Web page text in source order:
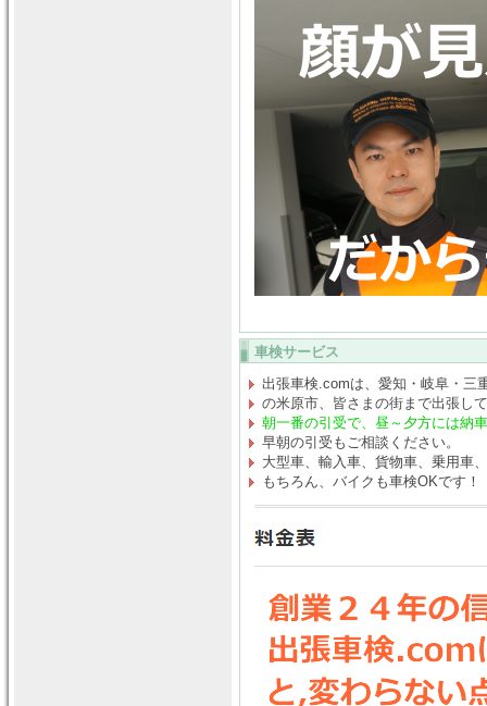
車検サービス
出張車検.comは、愛知・岐阜・三
の米原市、皆さまの街まで出張し
朝一番の引受で、昼～夕方には納車
早朝の引受もご相談ください。
大型車、輸入車、貨物車、乗用車
もちろん、バイクも車検OKです！